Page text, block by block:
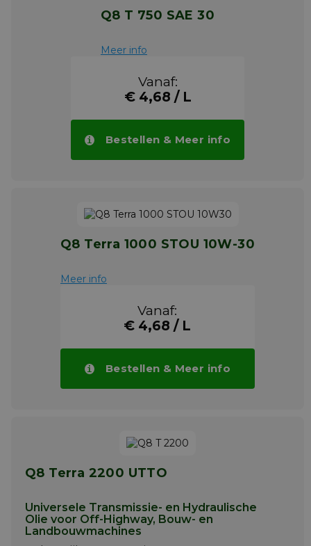
Q8 T 750 SAE 30
Meer info
Vanaf:
€ 4,68 / L
Bestellen & Meer info
Q8 Terra 1000 STOU 10W-30
Meer info
Vanaf:
€ 4,68 / L
Bestellen & Meer info
Q8 Terra 2200 UTTO
Universele Transmissie- en Hydraulische
Olie voor Off-Highway, Bouw- en
Landbouwmachines